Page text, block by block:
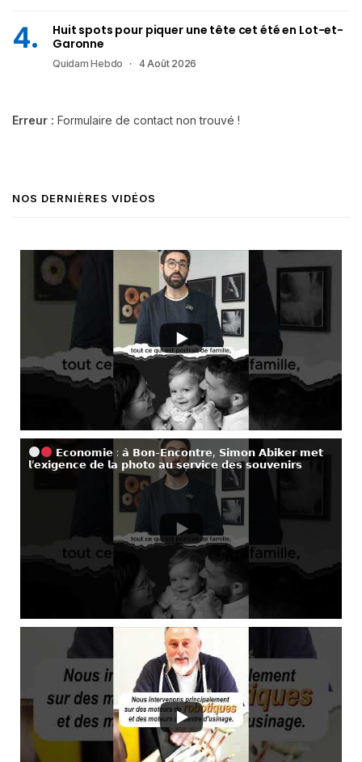
Huit spots pour piquer une tête cet été en Lot-et-
Garonne
Quidam Hebdo 4 Août 2026
Erreur : Formulaire de contact non trouvé !
NOS DERNIÈRES VIDÉOS
𝗘𝗰𝗼𝗻𝗼𝗺𝗶𝗲 : 𝗮̀ 𝗕𝗼𝗻-𝗘𝗻𝗰𝗼𝗻𝘁𝗿𝗲, 𝗦𝗶𝗺𝗼𝗻 𝗔𝗯𝗶𝗸𝗲𝗿 𝗺𝗲𝘁
𝗹’𝗲𝘅𝗶𝗴𝗲𝗻𝗰𝗲 𝗱𝗲 𝗹𝗮 𝗽𝗵𝗼𝘁𝗼 𝗮𝘂 𝘀𝗲𝗿𝘃𝗶𝗰𝗲 𝗱𝗲𝘀 𝘀𝗼𝘂𝘃𝗲𝗻𝗶𝗿𝘀